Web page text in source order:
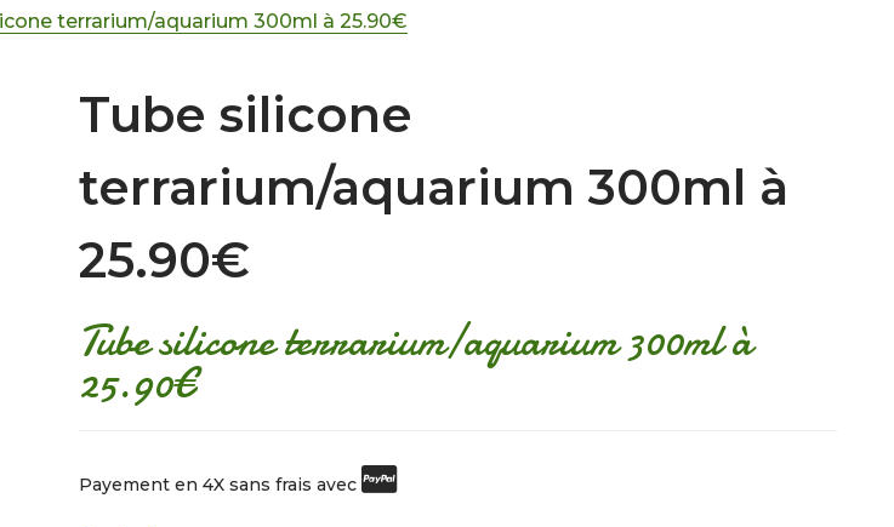
terrarium/aquarium 300ml à 25.90€
Tube silicone
terrarium/aquarium 300ml à
25.90€
Tube silicone terrarium/aquarium 300ml à
25.90€
Payement en 4X sans frais avec